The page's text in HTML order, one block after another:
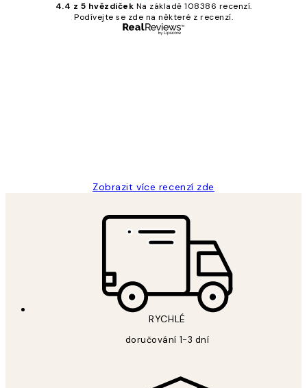
4.4 z 5 hvězdiček Na základě 108386 recenzí.
Podívejte se zde na některé z recenzí.
Zobrazit více recenzí zde
RYCHLÉ
doručování 1-3 dní